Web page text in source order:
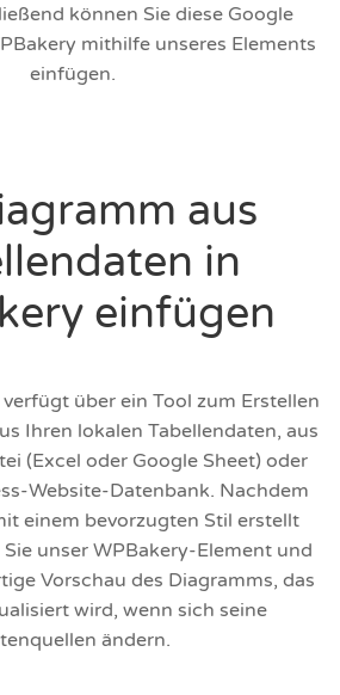
können Sie diese Google
mithilfe unseres Elements
einfügen.
aus
in
einfügen
über ein Tool zum Erstellen
Ihren lokalen Tabellendaten, aus
(Excel oder Google Sheet) oder
Website-Datenbank. Nachdem
einem bevorzugten Stil erstellt
unser WPBakery-Element und
Vorschau des Diagramms, das
wird, wenn sich seine
ändern.